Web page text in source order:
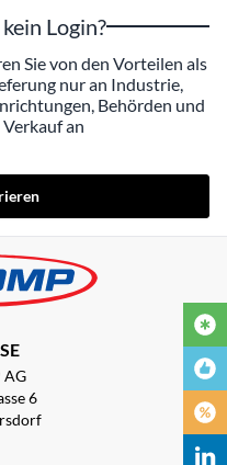
Login?
Sie von den Vorteilen als
nur an Industrie,
Behörden und
an
AG
6